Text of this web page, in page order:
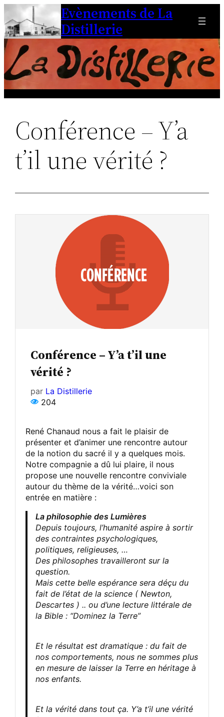
Aller
au
contenu
Evènements de La
Distillerie
Conférence – Y’a
t’il une vérité ?
Conférence – Y’a t’il une
vérité ?
par La Distillerie
204
René Chanaud nous a fait le plaisir de
présenter et d’animer une rencontre autour
de la notion du sacré il y a quelques mois.
Notre compagnie a dû lui plaire, il nous
propose une nouvelle rencontre conviviale
autour du thème de la vérité…voici son
entrée en matière :
La philosophie des Lumières
Depuis toujours, l’humanité aspire à sortir
des contraintes psychologiques,
politiques, religieuses, …
Des philosophes travailleront sur la
question.
Mais cette belle espérance sera déçu du
fait de l’état de la science ( Newton,
Descartes ) .. ou d’une lecture littérale de
la Bible : “Dominez la Terre”
Et le résultat est dramatique : du fait de
nos comportements, nous ne sommes plus
en mesure de laisser la Terre en héritage à
nos enfants.
Et la vérité dans tout ça. Y’a t’il une vérité